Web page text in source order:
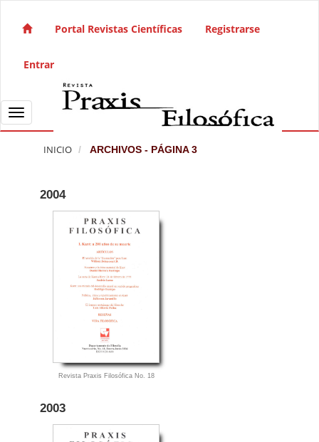
Navegación principal
Barra lateral
Portal Revistas Científicas Registrarse
Entrar
Toggle navigation
INICIO ARCHIVOS - PÁGINA 3
2004
Revista Praxis Filosófica No. 18
2003